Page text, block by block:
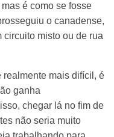
é como se fosse
o canadense,
circuito misto ou de rua
realmente mais difícil, é
ganha
chegar lá no fim de
não seria muito